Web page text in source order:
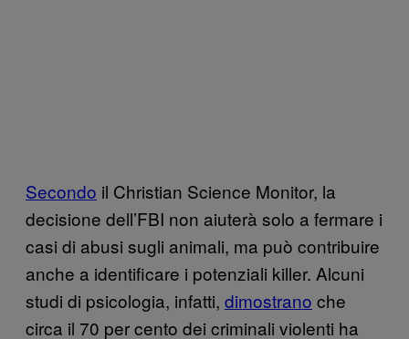
Secondo il Christian Science Monitor, la
decisione dell’FBI non aiuterà solo a fermare i
casi di abusi sugli animali, ma può contribuire
anche a identificare i potenziali killer. Alcuni
studi di psicologia, infatti, dimostrano che
circa il 70 per cento dei criminali violenti ha